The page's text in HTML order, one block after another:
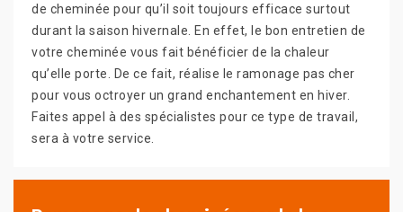
de cheminée pour qu’il soit toujours efficace surtout
durant la saison hivernale. En effet, le bon entretien de
votre cheminée vous fait bénéficier de la chaleur
qu’elle porte. De ce fait, réalise le ramonage pas cher
pour vous octroyer un grand enchantement en hiver.
Faites appel à des spécialistes pour ce type de travail,
sera à votre service.